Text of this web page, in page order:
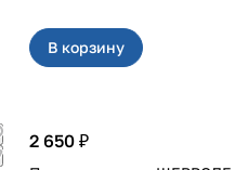
В корзину
2 650 ₽